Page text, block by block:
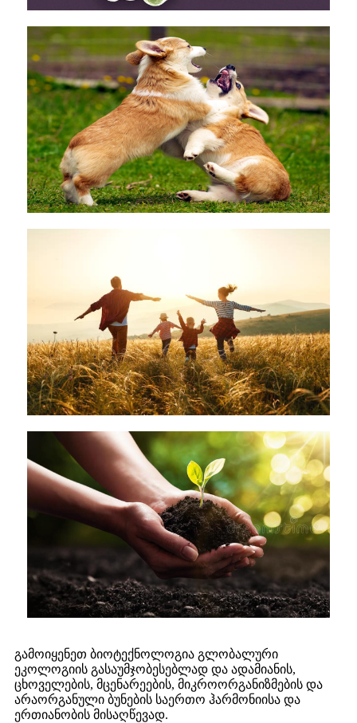
გამოიყენეთ ბიოტექნოლოგია გლობალური
ეკოლოგიის გასაუმჯობესებლად და ადამიანის,
ცხოველების, მცენარეების, მიკროორგანიზმების და
არაორგანული ბუნების საერთო ჰარმონიისა და
ერთიანობის მისაღწევად.